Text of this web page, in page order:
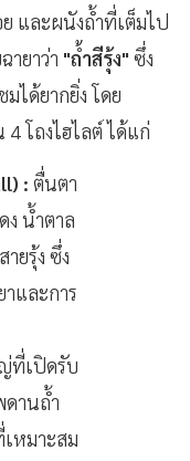
และผนังถ้ำที่เต็มไป
ายาว่า "ถ้ำสีรุ้ง" ซึ่ง
ได้ยากยิ่ง โดย
โถงไฮไลต์ ได้แก่
: ตื่นตา
ง น้ำตาล
ายรุ้ง ซึ่ง
และการ
ที่เปิดรับ
ดานถ้ำ
เหมาะสม